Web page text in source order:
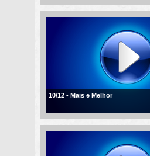
10/12 - Mais e Melhor